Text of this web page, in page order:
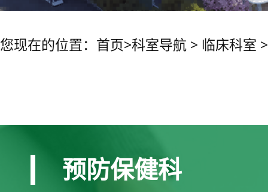
您现在的位置： 首页>科室导航 > 临床科室
预防保健科